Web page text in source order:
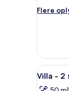
-
Flere
Flere
3
-
Indlæs
alle
6
Villa -